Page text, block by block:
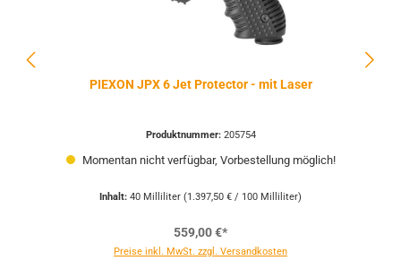
PIEXON JPX 6 Jet Protector - mit Laser
Produktnummer: 205754
Momentan nicht verfügbar, Vorbestellung möglich!
Inhalt: 40 Milliliter (1.397,50 € / 100 Milliliter)
559,00 €*
Preise inkl. MwSt. zzgl. Versandkosten